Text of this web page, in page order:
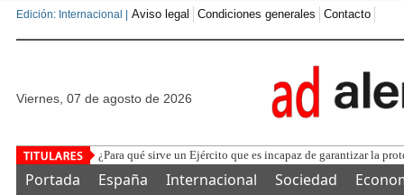
Edición: Internacional | Aviso legal Condiciones generales Contacto
viernes, 07 de agosto de 2026
La Federación y la UEFA pr
Portada España Internacional Sociedad